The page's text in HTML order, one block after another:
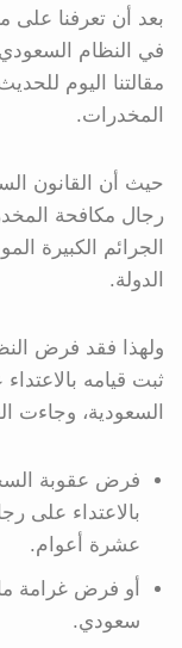
بعد أن تعرفنا على
في النظام
مقالتنا اليوم
المخدرات.
حيث أن القانون
رجال مكافحة
الجرائم الكبيرة
الدولة.
ولهذا فقد فرض
ثبت قيامه
السعودية، وجاءت
فرض عقوبة
بالاعتداء على
عشرة أعوام.
أو فرض غرامة
سعودي.